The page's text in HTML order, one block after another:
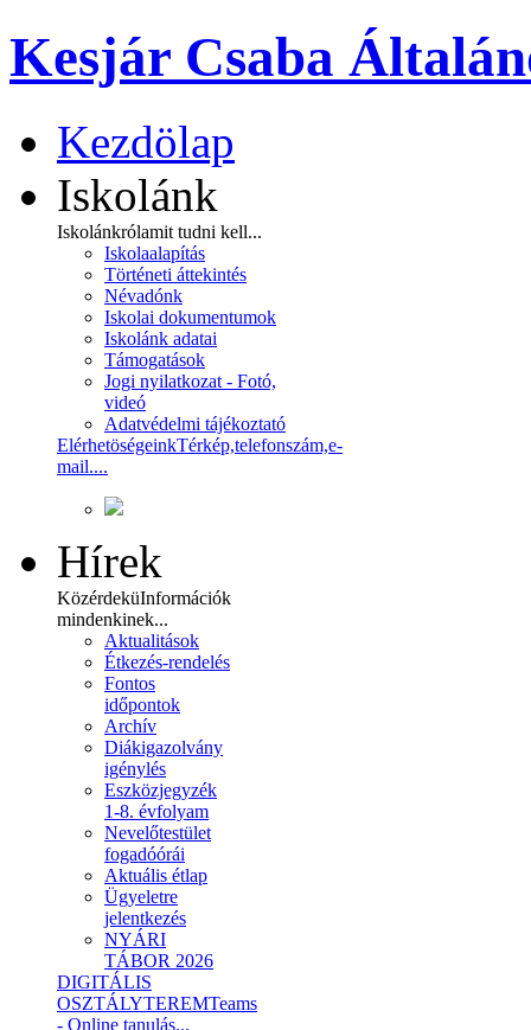
Kesjár Csaba
Kezdölap
Iskolánk
Iskolánkrólamit tudni kell...
Iskolaalapítás
Történeti áttekintés
Névadónk
Iskolai dokumentumok
Iskolánk adatai
Támogatások
Jogi nyilatkozat - Fotó,
videó
Adatvédelmi tájékoztató
ElérhetöségeinkTérkép,telefonszám,e-
mail....
Hírek
KözérdeküInformációk
mindenkinek...
Aktualitások
Étkezés-rendelés
Fontos
időpontok
Archív
Diákigazolvány
igénylés
Eszközjegyzék
1-8. évfolyam
Nevelőtestület
fogadóórái
Aktuális étlap
Ügyeletre
jelentkezés
NYÁRI
TÁBOR 2026
DIGITÁLIS
OSZTÁLYTEREMTeams
- Online tanulás...